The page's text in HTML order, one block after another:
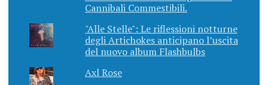
Cannibali Commestibili.
"Alle Stelle": Le riflessioni notturne
degli Artichokes anticipano l’uscita
del nuovo album Flashbulbs
Axl Rose